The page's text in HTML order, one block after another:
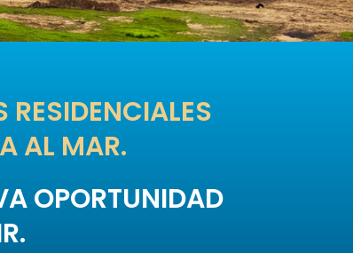
RESIDENCIALES
AL MAR.
OPORTUNIDAD